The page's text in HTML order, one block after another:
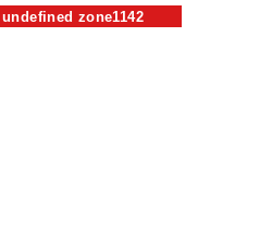
undefined zone1142